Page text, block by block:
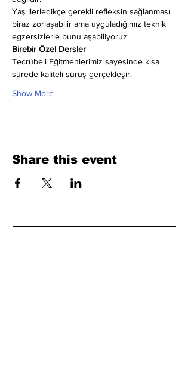
Yaş ilerledikçe gerekli refleksin sağlanması
biraz zorlaşabilir ama uyguladığımız teknik
egzersizlerle bunu aşabiliyoruz.
Birebir Özel Dersler
Tecrübeli Eğitmenlerimiz sayesinde kısa
sürede kaliteli sürüş gerçekleşir.
Show More
Share this event
Fill Out the Form. We Will Get Back to